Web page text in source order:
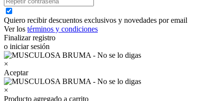
Quiero recibir descuentos exclusivos y novedades por email
Ver los términos y condiciones
Finalizar registro
o iniciar sesión
×
Aceptar
×
Producto agregado a carrito